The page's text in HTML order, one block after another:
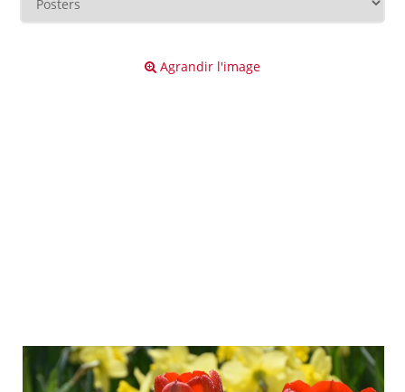
Agrandir l'image